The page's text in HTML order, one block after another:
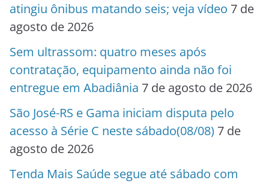
atingiu ônibus matando seis; veja vídeo 7 de
agosto de 2026
Sem ultrassom: quatro meses após
contratação, equipamento ainda não foi
entregue em Abadiânia 7 de agosto de 2026
São José-RS e Gama iniciam disputa pelo
acesso à Série C neste sábado(08/08) 7 de
agosto de 2026
Tenda Mais Saúde segue até sábado com